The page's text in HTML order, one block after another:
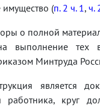
(п. 2 ч. 1 , ч.
о полной
выполнение тех
Минтруда
является
работника, круг